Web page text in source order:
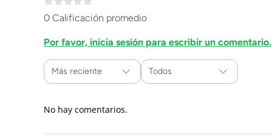
0 Calificación promedio
Por favor, inicia sesión para escribir un comentario.
Más reciente Todos
No hay comentarios.